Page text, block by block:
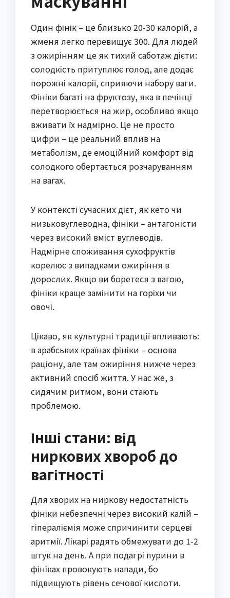
Один фінік – це близько 20-30 калорій, а
жменя легко перевищує 300. Для людей
з ожирінням це як тихий саботаж дієти:
солодкість притуплює голод, але додає
порожні калорії, сприяючи набору ваги.
Фініки багаті на фруктозу, яка в печінці
перетворюється на жир, особливо якщо
вживати їх надмірно. Це не просто
цифри – це реальний вплив на
метаболізм, де емоційний комфорт від
солодкого обертається розчаруванням
на вагах.
У контексті сучасних дієт, як кето чи
низьковуглеводна, фініки – антагоністи
через високий вміст вуглеводів.
Надмірне споживання сухофруктів
корелює з випадками ожиріння в
дорослих. Якщо ви боретеся з вагою,
фініки краще замінити на горіхи чи
овочі.
Цікаво, як культурні традиції впливають:
в арабських країнах фініки – основа
раціону, але там ожиріння нижче через
активний спосіб життя. У нас же, з
сидячим ритмом, вони стають
проблемою.
Інші стани: від
ниркових хвороб до
вагітності
Для хворих на ниркову недостатність
фініки небезпечні через високий калій –
гіпераліємія може спричинити серцеві
аритмії. Лікарі радять обмежувати до 1-2
штук на день. А при подагрі пурини в
фініках провокують напади, бо
підвищують рівень сечової кислоти.